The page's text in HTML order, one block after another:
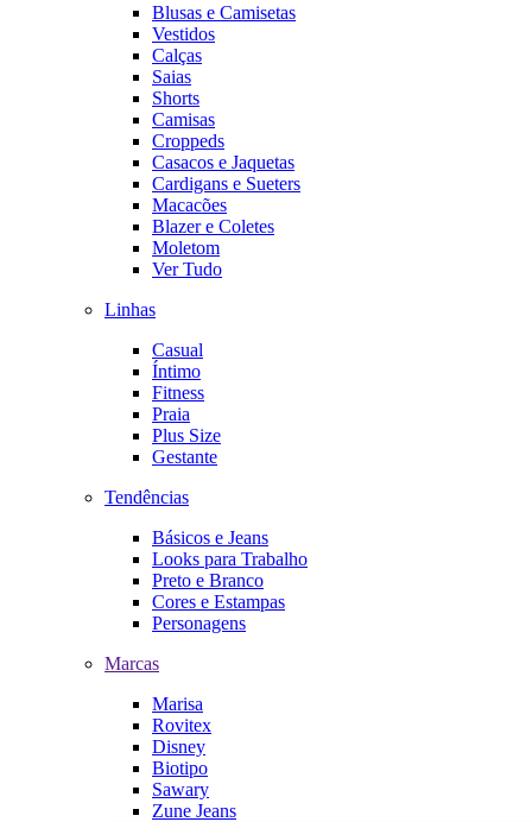
Blusas e Camisetas
Vestidos
Calças
Saias
Shorts
Camisas
Croppeds
Casacos e Jaquetas
Cardigans e Sueters
Macacões
Blazer e Coletes
Moletom
Ver Tudo
Linhas
Casual
Íntimo
Fitness
Praia
Plus Size
Gestante
Tendências
Básicos e Jeans
Looks para Trabalho
Preto e Branco
Cores e Estampas
Personagens
Marcas
Marisa
Rovitex
Disney
Biotipo
Sawary
Zune Jeans